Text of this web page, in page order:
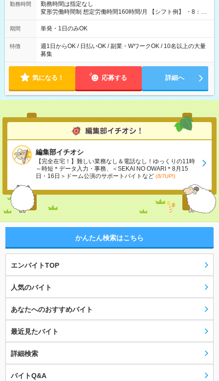
勤務時間
勤務時間は指定なし
変形労働時間制 想定労働時間160時間/月 【シフト例】 ・8：00
～21：00
期間 単発・1日のみOK
特徴
週1日からOK / 日払いOK / 副業・WワークOK / 10名以上の大量
募集
気になる！ 応募する 詳細へ
編集部イチオシ
【完全在宅！】難しい業務なし＆電話なし！ゆっくりの11時
～時短＊データ入力・事務、＜SEKAI NO OWARI＊8月15
日・16日＞ドーム公演のサポートバイトなど (8/7UP!)
かんたん検索はこちら
エンバイトTOP
人気のバイト
あなたへのおすすめバイト
最近見たバイト
詳細検索
バイトQ&A